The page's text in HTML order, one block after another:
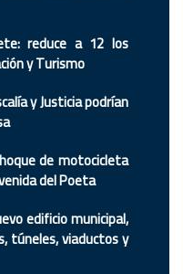
reduce a 12 los
y Turismo
y Justicia podrían
de motocicleta
del Poeta
edificio municipal,
túneles, viaductos y